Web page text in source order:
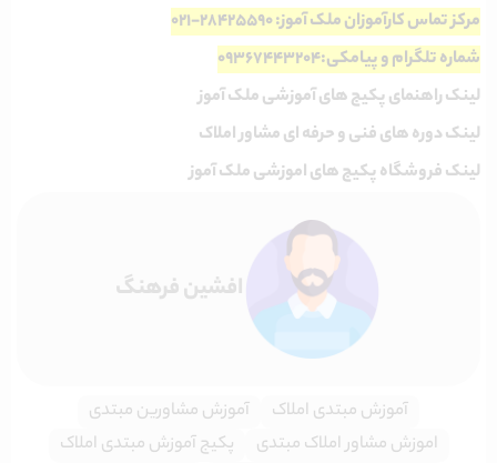
مرکز تماس کارآموزان ملک آموز: ۲۸۴۲۵۵۹۰-۰۲۱
شماره تلگرام و پیامکی:۰۹۳۶۷۴۴۳۲۰۴
لینک راهنمای پکیج های آموزشی ملک آموز
لینک دوره های فنی و حرفه ای مشاور املاک
لینک فروشگاه پکیج های اموزشی ملک آموز
افشین فرهنگ
آموزش مبتدی املاک
آموزش مشاورین مبتدی
اموزش مشاور املاک مبتدی
پکیج آموزش مبتدی املاک